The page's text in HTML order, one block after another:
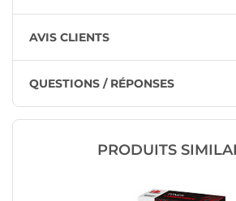
AVIS CLIENTS
QUESTIONS / RÉPONSES
PRODUITS